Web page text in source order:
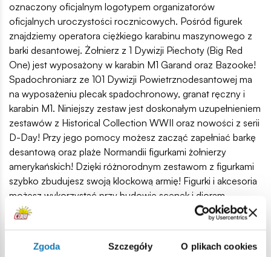
Zgoda Szczegóły O plikach cookies
oznaczony oficjalnym logotypem organizatorów
oficjalnych uroczystości rocznicowych. Pośród figurek
znajdziemy operatora ciężkiego karabinu maszynowego z
barki desantowej. Żołnierz z 1 Dywizji Piechoty (Big Red
One) jest wyposażony w karabin M1 Garand oraz Bazooke!
Spadochroniarz ze 101 Dywizji Powietrznodesantowej ma
na wyposażeniu plecak spadochronowy, granat ręczny i
karabin M1. Niniejszy zestaw jest doskonałym uzupełnieniem
zestawów z Historical Collection WWII oraz nowości z serii
D-Day! Przy jego pomocy możesz zacząć zapełniać barkę
desantową oraz plaże Normandii figurkami żołnierzy
amerykańskich! Dzięki różnorodnym zestawom z figurkami
szybko zbudujesz swoją klockową armię! Figurki i akcesoria
możesz wykorzystać przy budowie scenek i dioram.
Sprawdź również inne zestawy z figurkami!
34 wysokiej jakości elementów,
wyprodukowane w UE przez firmę z ponad 20-letnią